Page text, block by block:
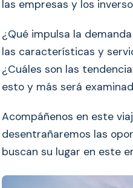
las empresas y los
¿Qué impulsa la
las características y
¿Cuáles son las
esto y más será
Acompáñenos en este
desentrañaremos las
buscan su lugar en este